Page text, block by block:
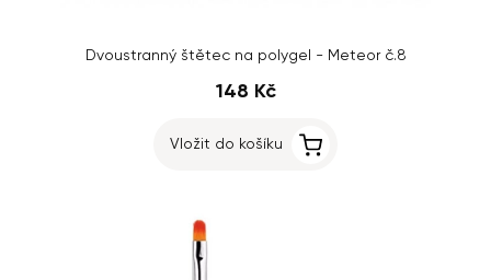
Dvoustranný štětec na polygel - Meteor č.8
148 Kč
Vložit do košíku